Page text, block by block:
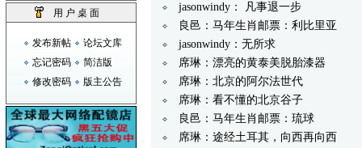
用 户 桌 面
发布新帖
论坛文库
忘记密码
简洁版
修改密码
版主公告
jasonwindy： 凡事退一步
良邑：马年生肖邮票：利比里亚
jasonwindy：无所求
席琳：漂亮的黄泰美脱胎漆器
席琳：北京的阿尔法世代
席琳：看不懂的北京谷子
良邑：马年生肖邮票：琉球
席琳：途经土耳其，向西再向西